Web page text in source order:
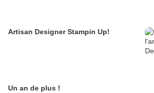
Artisan Designer Stampin Up!
Un an de plus !